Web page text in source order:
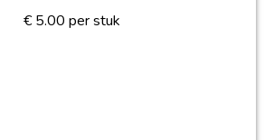
€ 5.00 per stuk